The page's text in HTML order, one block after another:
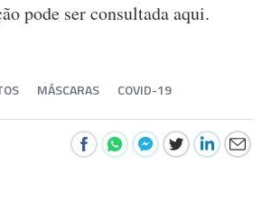
pode ser consultada aqui.
MÁSCARAS COVID-19